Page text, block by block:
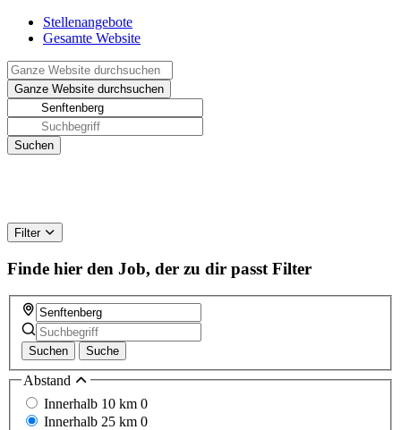
Stellenangebote
Gesamte Website
Filter
Finde hier den Job, der zu dir passt Filter
Suchen Suche
Abstand
Innerhalb 10 km 0
Innerhalb 25 km 0